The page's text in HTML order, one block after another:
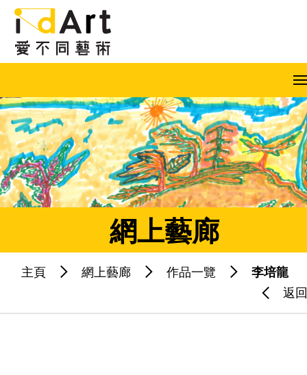
跳到內容（按回車鍵）
EN 繁 简 A A A
熱門關鍵字：藝術共融 藝術家
網上藝廊
主頁 網上藝廊 作品一覽
李培龍
返回